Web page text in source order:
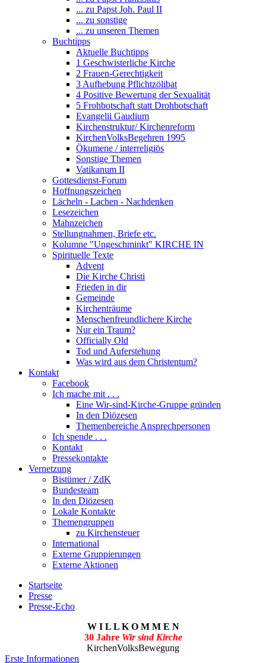
... zu Papst Joh. Paul II
... zu sonstige
... zu unseren Themen
Buchtipps
Aktuelle Buchtipps
1 Geschwisterliche Kirche
2 Frauen-Gerechtigkeit
3 Aufhebung Pflichtzölibat
4 Positive Bewertung der Sexualität
5 Frohbotschaft statt Drohbotschaft
Evangelii Gaudium
Kirchenstruktur/ Kirchenreform
KirchenVolksBegehren 1995
Ökumene / interreligiös
Sonstige Themen
Vatikanum II
Gottesdienst-Forum
Hoffnungszeichen
Lächeln - Lachen - Nachdenken
Lesezeichen
Mahnzeichen
Stellungnahmen, Briefe etc.
Kolumne "Ungeschminkt" KIRCHE IN
Spirituelle Texte
Advent
Die Kirche Christi
Frieden in dir
Gemeinde
Kirchenträume
Menschenfreundlichere Kirche
Nur ein Traum?
Officially Old
Tod und Auferstehung
Was wird aus dem Christentum?
Kontakt
Facebook
Ich mache mit . . .
Eine Wir-sind-Kirche-Gruppe gründen
In den Diözesen
Themenbereiche Ansprechpersonen
Ich spende . . .
Kontakt
Pressekontakte
Vernetzung
Bistümer / ZdK
Bundesteam
In den Diözesen
Lokale Kontakte
Themengruppen
zu Kirchensteuer
International
Externe Gruppierungen
Externe Aktionen
Startseite
Presse
Presse-Echo
W I L L K O M M E N
30 Jahre Wir sind Kirche
KirchenVolksBewegung
Erste Informationen